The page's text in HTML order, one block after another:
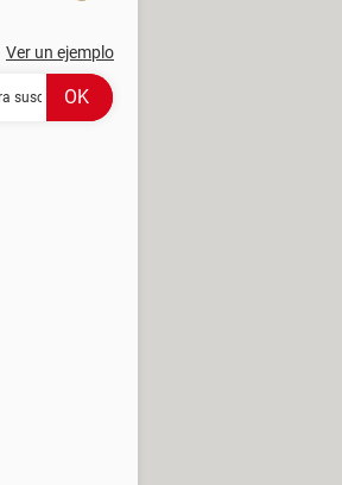
Ver un ejemplo